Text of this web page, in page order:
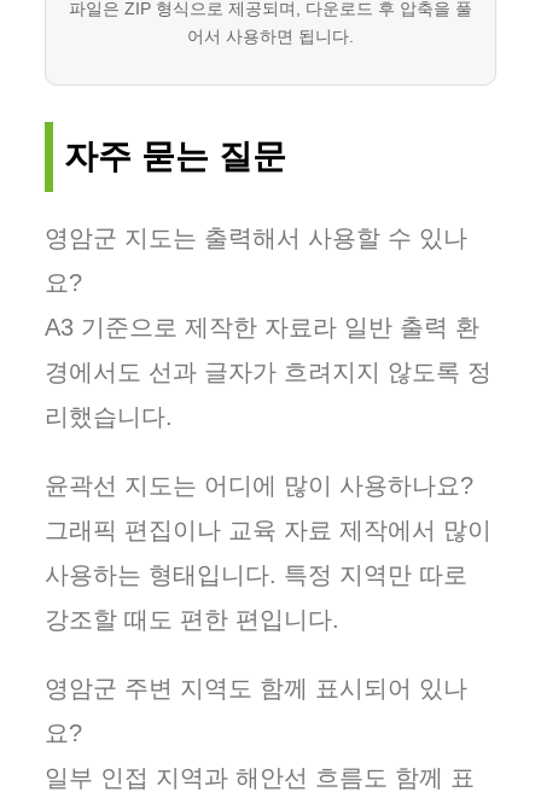
파일은 ZIP 형식으로 제공되며, 다운로드 후 압축을 풀
어서 사용하면 됩니다.
자주 묻는 질문
영암군 지도는 출력해서 사용할 수 있나
요?
A3 기준으로 제작한 자료라 일반 출력 환
경에서도 선과 글자가 흐려지지 않도록 정
리했습니다.
윤곽선 지도는 어디에 많이 사용하나요?
그래픽 편집이나 교육 자료 제작에서 많이
사용하는 형태입니다. 특정 지역만 따로
강조할 때도 편한 편입니다.
영암군 주변 지역도 함께 표시되어 있나
요?
일부 인접 지역과 해안선 흐름도 함께 표